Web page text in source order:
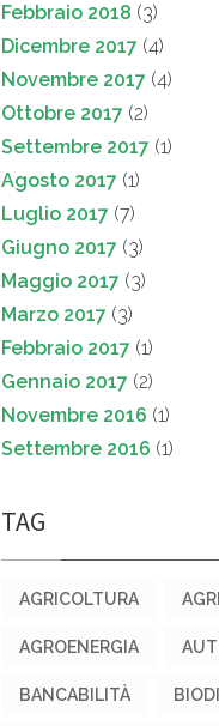
Febbraio 2018 (3)
Dicembre 2017 (4)
Novembre 2017 (4)
Ottobre 2017 (2)
Settembre 2017 (1)
Agosto 2017 (1)
Luglio 2017 (7)
Giugno 2017 (3)
Maggio 2017 (3)
Marzo 2017 (3)
Febbraio 2017 (1)
Gennaio 2017 (2)
Novembre 2016 (1)
Settembre 2016 (1)
TAG
AGRICOLTURA
AGROENERGIA
BANCABILITÀ